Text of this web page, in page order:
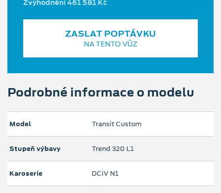
Zvýhodnění 461 581 Kč
ZASLAT POPTÁVKU
NA TENTO VŮZ
Podrobné informace o modelu
Model Transit Custom
Stupeň výbavy Trend 320 L1
Karoserie DCiV N1